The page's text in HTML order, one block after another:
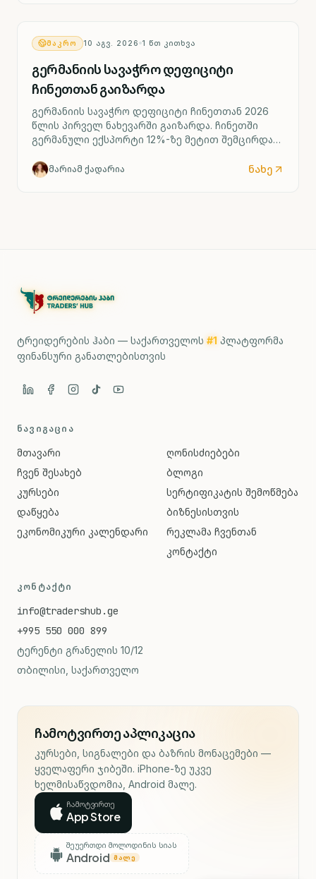
ᲛᲐᲙᲠᲝ 10 ᲐᲒᲕ. 2026 1 ᲬᲗ ᲙᲘᲗᲮᲕᲐ
გერმანიის სავაჭრო დეფიციტი
ჩინეთთან გაიზარდა
გერმანიის სავაჭრო დეფიციტი ჩინეთთან 2026
წლის პირველ ნახევარში გაიზარდა. ჩინეთში
გერმანული ექსპორტი 12%-ზე მეტით შემცირდა
ხოლო ჩინეთიდან იმპორტი 8.9%-ით, 91.8
მილიარდ ევრომდე გაიზარდა.
მარიამ ქადარია ნახე
ტრეიდერების ჰაბი — საქართველოს #1 პლატფორმა
ფინანსური განათლებისთვის
ᲜᲐᲕᲘᲒᲐᲪᲘᲐ
მთავარი
ჩვენ შესახებ
კურსები
დაწყება
ეკონომიკური კალენდარი
ღონისძიებები
ბლოგი
სერტიფიკატის შემოწმება
ბიზნესისთვის
რეკლამა ჩვენთან
კონტაქტი
ᲙᲝᲜᲢᲐᲥᲢᲘ
info@tradershub.ge
+995 550 000 899
ტერენტი გრანელის 10/12
თბილისი, საქართველო
ჩამოტვირთე აპლიკაცია
კურსები, სიგნალები და ბაზრის მონაცემები —
ყველაფერი ჯიბეში. iPhone-ზე უკვე
ხელმისაწვდომია, Android მალე.
ჩამოტვირთე
App Store
შეუერთდი მოლოდინის სიას
Android ᲛᲐᲚᲔ